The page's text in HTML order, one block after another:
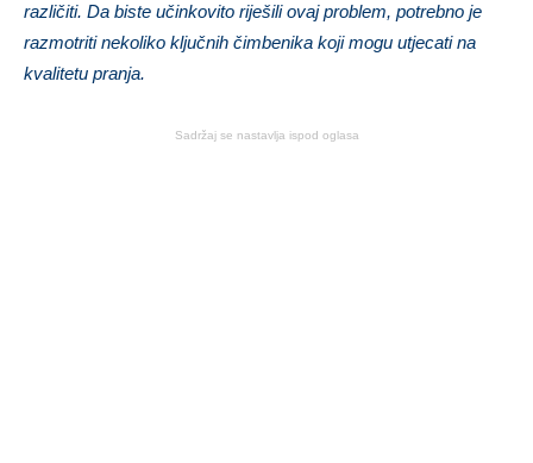
različiti. Da biste učinkovito riješili ovaj problem, potrebno je
razmotriti nekoliko ključnih čimbenika koji mogu utjecati na
kvalitetu pranja.
Sadržaj se nastavlja ispod oglasa